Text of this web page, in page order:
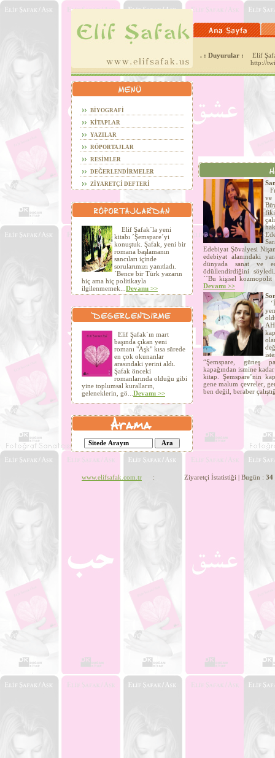
. : Duyurular :
Elif
http://
BİYOGRAFİ
KİTAPLAR
YAZILAR
RÖPORTAJLAR
RESİMLER
DEĞERLENDİRMELER
ZİYARETÇİ DEFTERİ
Elif Şafak´la yeni
kitabı ´Şemspare´yi
konuştuk. Şafak, yeni bir
romana başlamanın
sancıları içinde
sorularımızı yanıtladı.
´Bence bir Türk yazarın
hiç ama hiç politikayla
ilgilenmemek... Devamı >>
Elif Şafak´ın mart
başında çıkan yeni
romanı "Aşk" kısa sürede
en çok okunanlar
arasındaki yerini aldı.
Şafak önceki
romanlarında olduğu gibi
yine toplumsal kuralların,
geleneklerin, gö... Devamı >>
ve
Edebiyat Şövalyesi
edebiyat alanındaki
dünyada sanat ve
ödüllendirdiğini
´´Bu kişisel
Devamı >>
“Şemspare, güneş
kapağından ismine
kitap. Şemspare’nin
gene malum çevreler,
ben değil, beraber
www.elifsafak.com.tr : Ziyaretçi İstatistiği | Bugün : 34